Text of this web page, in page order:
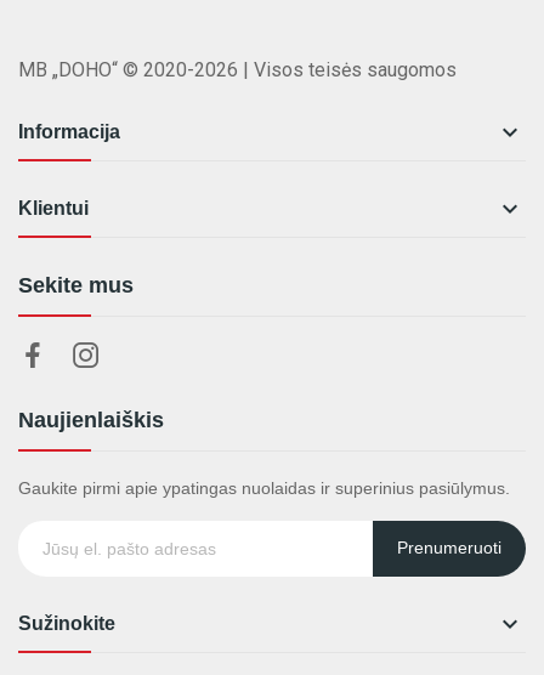
MB „DOHO“ © 2020-2026 | Visos teisės saugomos
Informacija 
Klientui 
Sekite mus
Naujienlaiškis
Gaukite pirmi apie ypatingas nuolaidas ir superinius pasiūlymus.
Prenumeruoti
Sužinokite 